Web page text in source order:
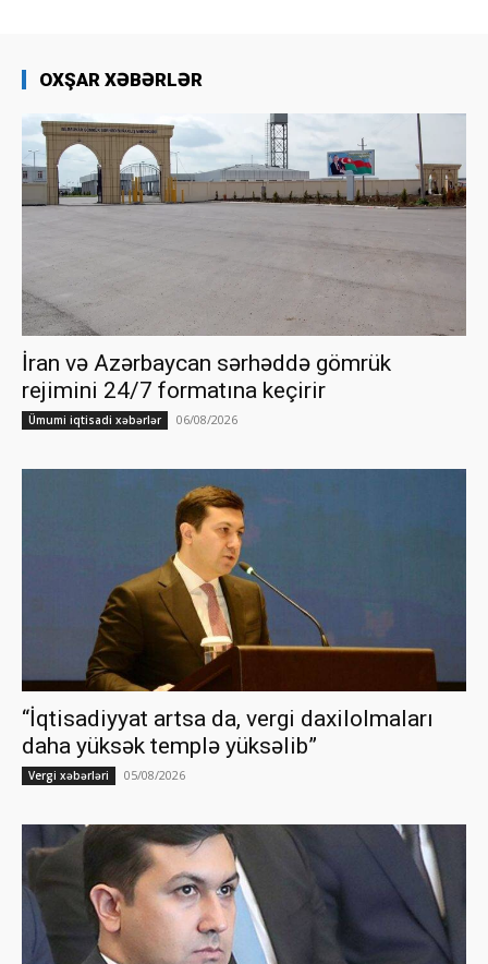
OXŞAR XƏBƏRLƏR
İran və Azərbaycan sərhəddə gömrük
rejimini 24/7 formatına keçirir
Ümumi iqtisadi xəbərlər 06/08/2026
“İqtisadiyyat artsa da, vergi daxilolmaları
daha yüksək templə yüksəlib”
Vergi xəbərləri 05/08/2026